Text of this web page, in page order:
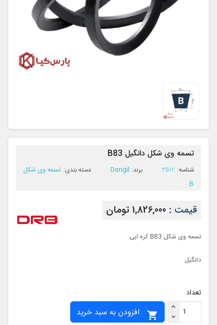
تسمه وی شکل دانگیل B83
ﺷﻨﺎﺳﻪ: 3512 ﺑﺮﻧﺪ: Dongil ﺩﺳﺘﻪ ﺑﻨﺪی: تسمه وی شکل
B
قیمت : 1,826,000 تومان
تسمه وی شکل B83 کره ایی
دانگیل
تعداد
